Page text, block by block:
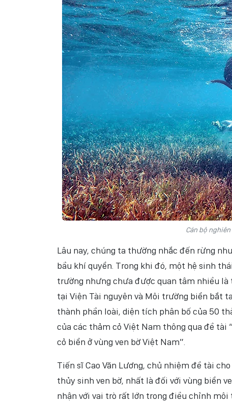
Cán bộ
Lâu nay, chúng ta thường nhắc đến rừng
bầu khí quyển. Trong khi đó, một hệ sinh
trường nhưng chưa được quan tâm nhiều là
tại Viện Tài nguyên và Môi trường biển bắt
thành phần loài, diện tích phân bố của 50
của các thảm cỏ Việt Nam thông qua đề
cỏ biển ở vùng ven bờ Việt Nam”.
Tiến sĩ Cao Văn Lương, chủ nhiệm đề tài
thủy sinh ven bờ, nhất là đối với vùng biển
nhận với vai trò rất lớn trong điều chỉnh